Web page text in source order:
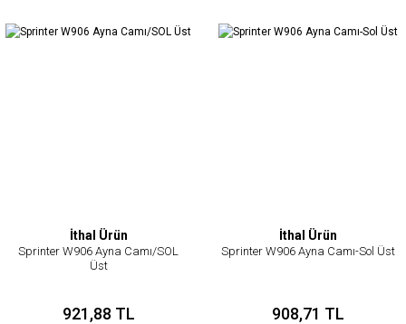
İthal Ürün
Sprinter W906 Ayna Camı/SOL
Üst
921,88 TL
İthal Ürün
Sprinter W906 Ayna Camı-Sol Üst
908,71 TL